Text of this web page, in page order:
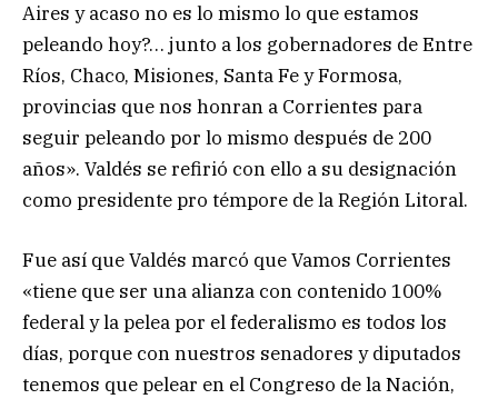
Aires y acaso no es lo mismo lo que estamos
peleando hoy?… junto a los gobernadores de Entre
Ríos, Chaco, Misiones, Santa Fe y Formosa,
provincias que nos honran a Corrientes para
seguir peleando por lo mismo después de 200
años». Valdés se refirió con ello a su designación
como presidente pro témpore de la Región Litoral.
Fue así que Valdés marcó que Vamos Corrientes
«tiene que ser una alianza con contenido 100%
federal y la pelea por el federalismo es todos los
días, porque con nuestros senadores y diputados
tenemos que pelear en el Congreso de la Nación,